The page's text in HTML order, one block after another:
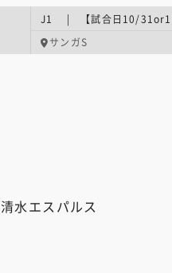
J1 | 【試合日10/
サンガS
清水エスパルス